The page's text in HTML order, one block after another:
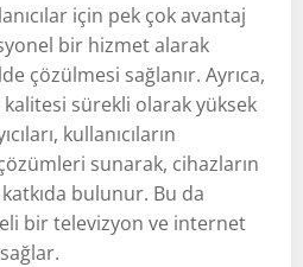
için pek çok avantaj
bir hizmet alarak
çözülmesi sağlanır. Ayrıca,
sürekli olarak yüksek
kullanıcıların
sunarak, cihazların
bulunur. Bu da
bir televizyon ve internet